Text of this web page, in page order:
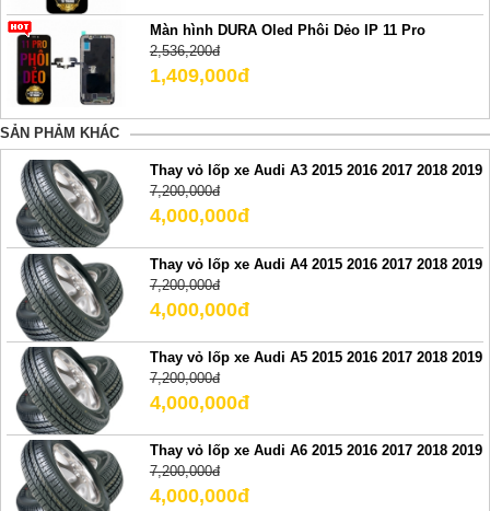
Màn hình DURA Oled Phôi Dẻo IP 11 Pro
2,536,200đ
1,409,000đ
SẢN PHẢM KHÁC
Thay vỏ lốp xe Audi A3 2015 2016 2017 2018 2019
7,200,000đ
4,000,000đ
Thay vỏ lốp xe Audi A4 2015 2016 2017 2018 2019
7,200,000đ
4,000,000đ
Thay vỏ lốp xe Audi A5 2015 2016 2017 2018 2019
7,200,000đ
4,000,000đ
Thay vỏ lốp xe Audi A6 2015 2016 2017 2018 2019
7,200,000đ
4,000,000đ